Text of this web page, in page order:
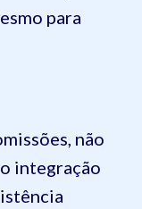
para
não
integração